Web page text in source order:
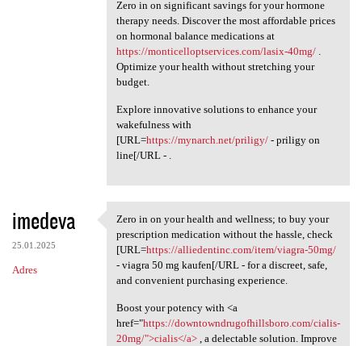
Zero in on significant savings for your hormone
therapy needs. Discover the most affordable prices
on hormonal balance medications at
https://monticelloptservices.com/lasix-40mg/.
Optimize your health without stretching your
budget.
Explore innovative solutions to enhance your
wakefulness with
[URL=https://mynarch.net/priligy/- priligy on
line[/URL - .
imedeva
25.01.2025
Adres
Zero in on your health and
Zero in on your health and wellness; to buy your
prescription medication without the hassle, check
[URL=https://alliedentinc.com/item/viagra-50mg/
- viagra 50 mg kaufen[/URL - for a discreet, safe,
and convenient purchasing experience.
Boost your potency with <a
href="https://downtowndrugofhillsboro.com/cialis-
20mg/">cialis</a>, a delectable solution. Improve